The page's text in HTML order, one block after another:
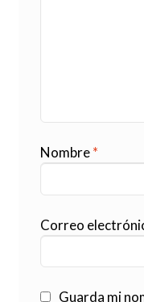
Nombre*
Correo
Guarda mi